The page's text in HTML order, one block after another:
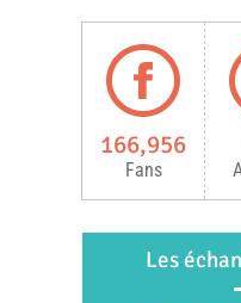
166,956
Fans
Les